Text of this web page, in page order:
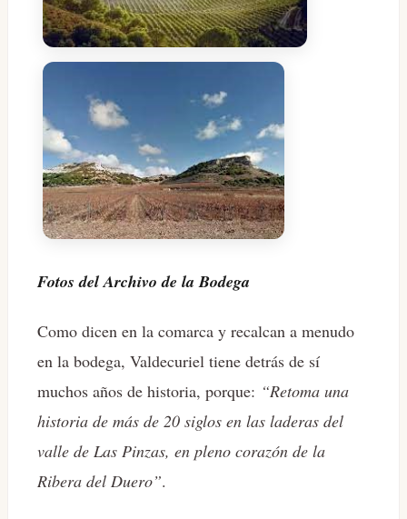
Fotos del Archivo de la Bodega
Como dicen en la comarca y recalcan a menudo
en la bodega, Valdecuriel tiene detrás de sí
muchos años de historia, porque: “Retoma una
historia de más de 20 siglos en las laderas del
valle de Las Pinzas, en pleno corazón de la
Ribera del Duero”.